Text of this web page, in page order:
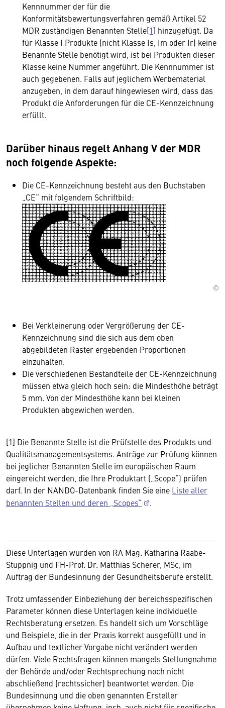
Kennnummer der für die
Konformitätsbewertungsverfahren gemäß Artikel 52
MDR zuständigen Benannten Stelle[1] hinzugefügt. Da
für Klasse I Produkte (nicht Klasse Is, Im oder Ir) keine
Benannte Stelle benötigt wird, ist bei Produkten dieser
Klasse keine Nummer angeführt. Die Kennnummer ist
auch gegebenen. Falls auf jeglichem Werbematerial
anzugeben, in dem darauf hingewiesen wird, dass das
Produkt die Anforderungen für die CE-Kennzeichnung
erfüllt.
Darüber hinaus regelt Anhang V der MDR
noch folgende Aspekte:
Die CE-Kennzeichnung besteht aus den Buchstaben
„CE“ mit folgendem Schriftbild:
©
Bei Verkleinerung oder Vergrößerung der CE-
Kennzeichnung sind die sich aus dem oben
abgebildeten Raster ergebenden Proportionen
einzuhalten.
Die verschiedenen Bestandteile der CE-Kennzeichnung
müssen etwa gleich hoch sein: die Mindesthöhe beträgt
5 mm. Von der Mindesthöhe kann bei kleinen
Produkten abgewichen werden.
[1] Die Benannte Stelle ist die Prüfstelle des Produkts und
Qualitätsmanagementsystems. Anträge zur Prüfung können
bei jeglicher Benannten Stelle im europäischen Raum
eingereicht werden, die Ihre Produktart („Scope“) prüfen
darf. In der NANDO-Datenbank finden Sie eine Liste aller
benannten Stellen und deren „Scopes“
.
Diese Unterlagen wurden von RA Mag. Katharina Raabe-
Stuppnig und FH-Prof. Dr. Matthias Scherer, MSc, im
Auftrag der Bundesinnung der Gesundheitsberufe erstellt.
Trotz umfassender Einbeziehung der bereichsspezifischen
Parameter können diese Unterlagen keine individuelle
Rechtsberatung ersetzen. Es handelt sich um Vorschläge
und Beispiele, die in der Praxis korrekt ausgefüllt und in
Aufbau und textlicher Vorgabe nicht verändert werden
dürfen. Viele Rechtsfragen können mangels Stellungnahme
der Behörde und/oder Rechtsprechung noch nicht
abschließend (rechtssicher) beantwortet werden. Die
Bundesinnung und die oben genannten Ersteller